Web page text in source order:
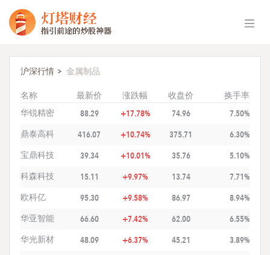
沪深行情 金属制品
名称 最新价 涨跌幅 收盘价
换手率
华锐精密
88.29 +17.78% 74.96 7.50%
鼎泰高科 416.07 +10.74% 375.71 6.30%
宝鼎科技 39.34 +10.01% 35.76 5.10%
科森科技 15.11 +9.97% 13.74 7.71%
欧科亿 95.30 +9.58% 86.97 8.94%
华亚智能 66.60 +7.42% 62.00 6.55%
华光新材 48.09 +6.37% 45.21 3.89%